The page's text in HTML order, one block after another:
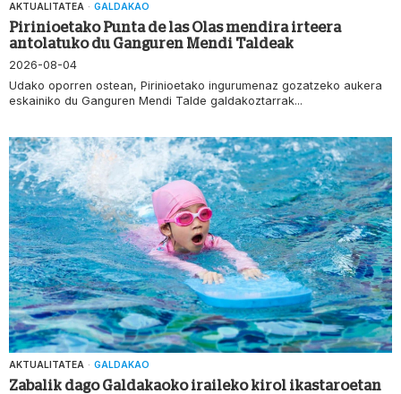
AKTUALITATEA · GALDAKAO
Pirinioetako Punta de las Olas mendira irteera
antolatuko du Ganguren Mendi Taldeak
2026-08-04
Udako oporren ostean, Pirinioetako ingurumenaz gozatzeko aukera
eskainiko du Ganguren Mendi Talde galdakoztarrak...
AKTUALITATEA · GALDAKAO
Zabalik dago Galdakaoko iraileko kirol ikastaroetan